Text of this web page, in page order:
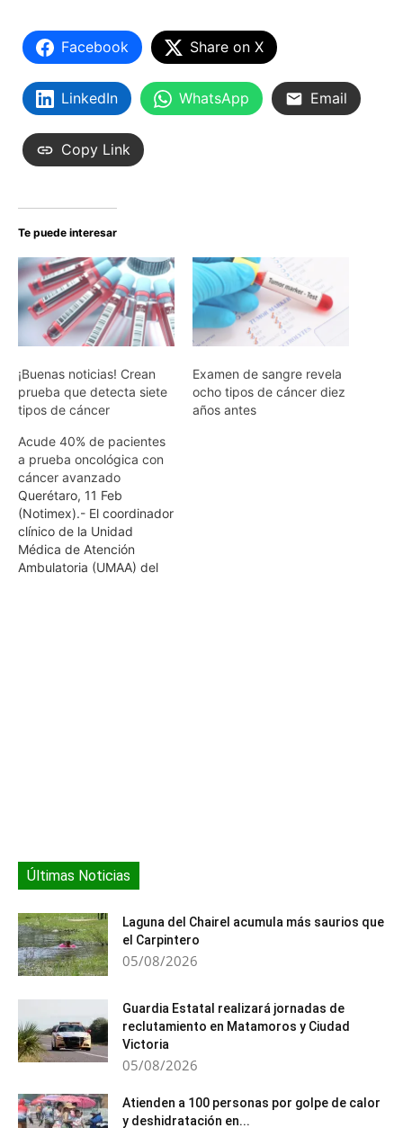
Facebook Share on X
LinkedIn WhatsApp Email
Copy Link
Te puede interesar
¡Buenas noticias! Crean
prueba que detecta siete
tipos de cáncer
Examen de sangre revela
ocho tipos de cáncer diez
años antes
Acude 40% de pacientes
a prueba oncológica con
cáncer avanzado
Querétaro, 11 Feb
(Notimex).- El coordinador
clínico de la Unidad
Médica de Atención
Ambulatoria (UMAA) del
Últimas Noticias
Laguna del Chairel acumula más saurios que
el Carpintero
05/08/2026
Guardia Estatal realizará jornadas de
reclutamiento en Matamoros y Ciudad
Victoria
05/08/2026
Atienden a 100 personas por golpe de calor
y deshidratación en...